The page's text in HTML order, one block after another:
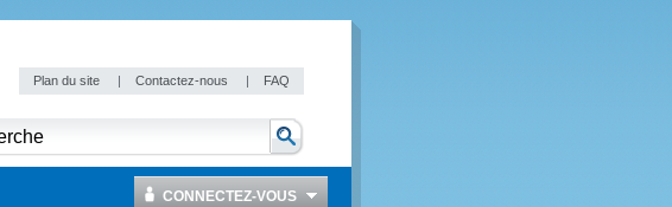
Plan du site | Contactez-nous | FAQ
CONNECTEZ-VOUS